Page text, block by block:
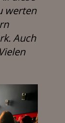
werten
Auch